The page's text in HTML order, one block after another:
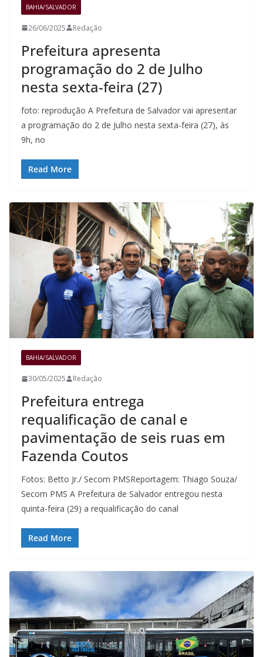
BAHIA/SALVADOR
26/06/2025 Redação
Prefeitura apresenta
programação do 2 de Julho
nesta sexta-feira (27)
foto: reprodução A Prefeitura de Salvador vai apresentar
a programação do 2 de Julho nesta sexta-feira (27), às
9h, no
Read More
BAHIA/SALVADOR
30/05/2025 Redação
Prefeitura entrega
requalificação de canal e
pavimentação de seis ruas em
Fazenda Coutos
Fotos: Betto Jr./ Secom PMSReportagem: Thiago Souza/
Secom PMS A Prefeitura de Salvador entregou nesta
quinta-feira (29) a requalificação do canal
Read More